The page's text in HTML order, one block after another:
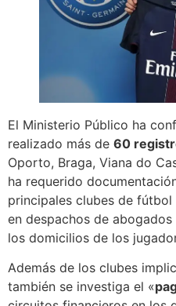
El Ministerio Público ha
realizado más de 60
Oporto, Braga, Viana do
ha requerido
principales clubes de
en despachos de
los domicilios de los
Además de los clubes
también se investiga el «